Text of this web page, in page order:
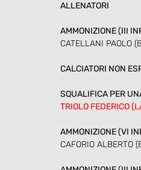
ALLENATORI
AMMONIZIONE (III
CATELLANI PAOLO
CALCIATORI NON
SQUALIFICA PER
TRIOLO FEDERICO
AMMONIZIONE (VI
CAFORIO ALBERTO